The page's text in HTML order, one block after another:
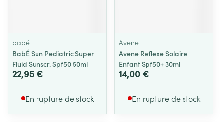
babé
BabÉ Sun Pediatric Super
Fluid Sunscr. Spf50 50ml
22,95 €
En rupture de stock
Avene
Avene Reflexe Solaire
Enfant Spf50+ 30ml
14,00 €
En rupture de stock